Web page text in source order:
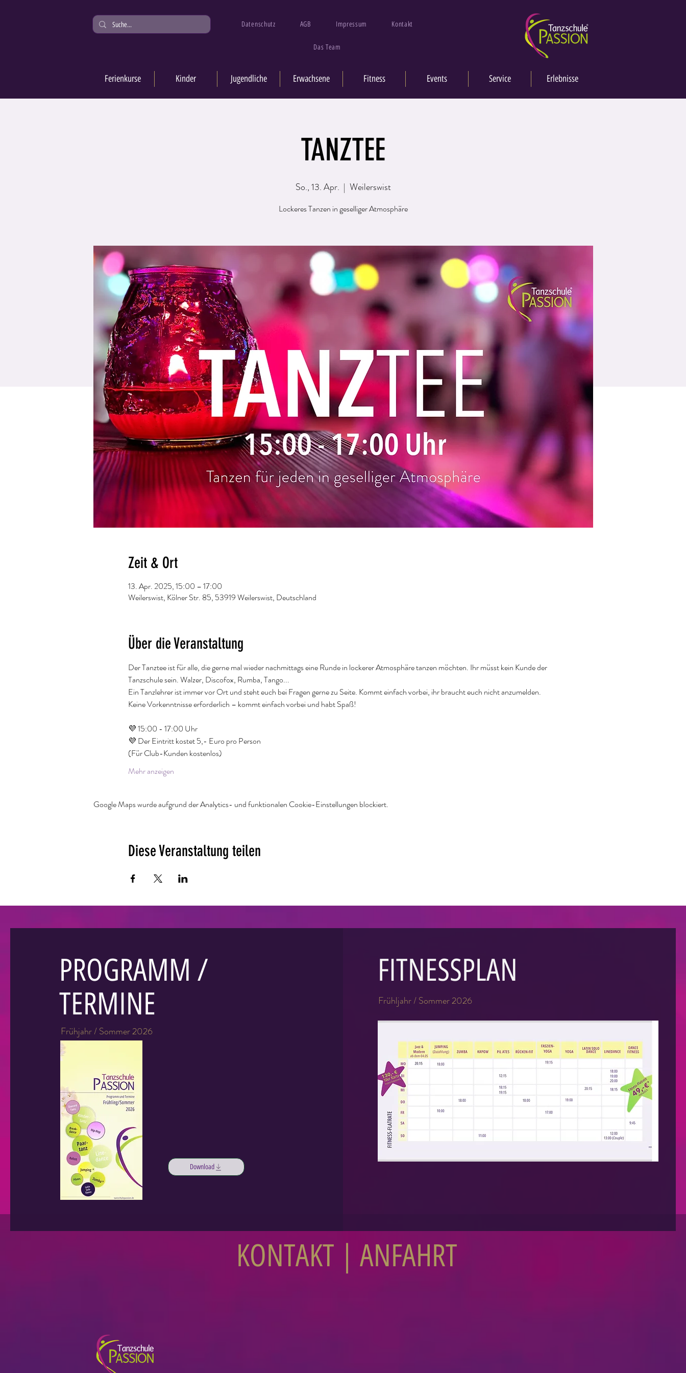
Datenschutz AGB Impressum Kontakt
Das Team
Ferienkurse Kinder Jugendliche Erwachsene Fitness Events Service Erlebnisse
TANZTEE
So., 13. Apr.
  |
Weilerswist
Lockeres Tanzen in geselliger Atmosphäre
Zeit & Ort
13. Apr. 2025, 15:00 – 17:00
Weilerswist, Kölner Str. 85, 53919 Weilerswist, Deutschland
Über die Veranstaltung
Der Tanztee ist für alle, die gerne mal wieder nachmittags eine Runde in lockerer Atmosphäre tanzen möchten. Ihr müsst kein Kunde der
Tanzschule sein. Walzer, Discofox, Rumba, Tango...
Ein Tanzlehrer ist immer vor Ort und steht euch bei Fragen gerne zu Seite. Kommt einfach vorbei, ihr braucht euch nicht anzumelden.
Keine Vorkenntnisse erforderlich – kommt einfach vorbei und habt Spaß!
💜 15:00 - 17:00 Uhr
💜 Der Eintritt kostet 5,- Euro pro Person
(Für Club-Kunden kostenlos)
Mehr anzeigen
Google Maps wurde aufgrund der Analytics- und funktionalen Cookie-Einstellungen blockiert.
Diese Veranstaltung teilen
PROGRAMM /
TERMINE
Frühjahr / Sommer 2026
Download
FITNESSPLAN
Frühljahr / Sommer 2026
KONTAKT | ANFAHRT